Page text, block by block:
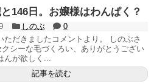
146日。お嬢様はわんぱく？
しのぶ
0
ただきましたコメントより。 しのぶさ
シーな毛づくろい、ありがとうござい
んが欲しく...
記事を読む